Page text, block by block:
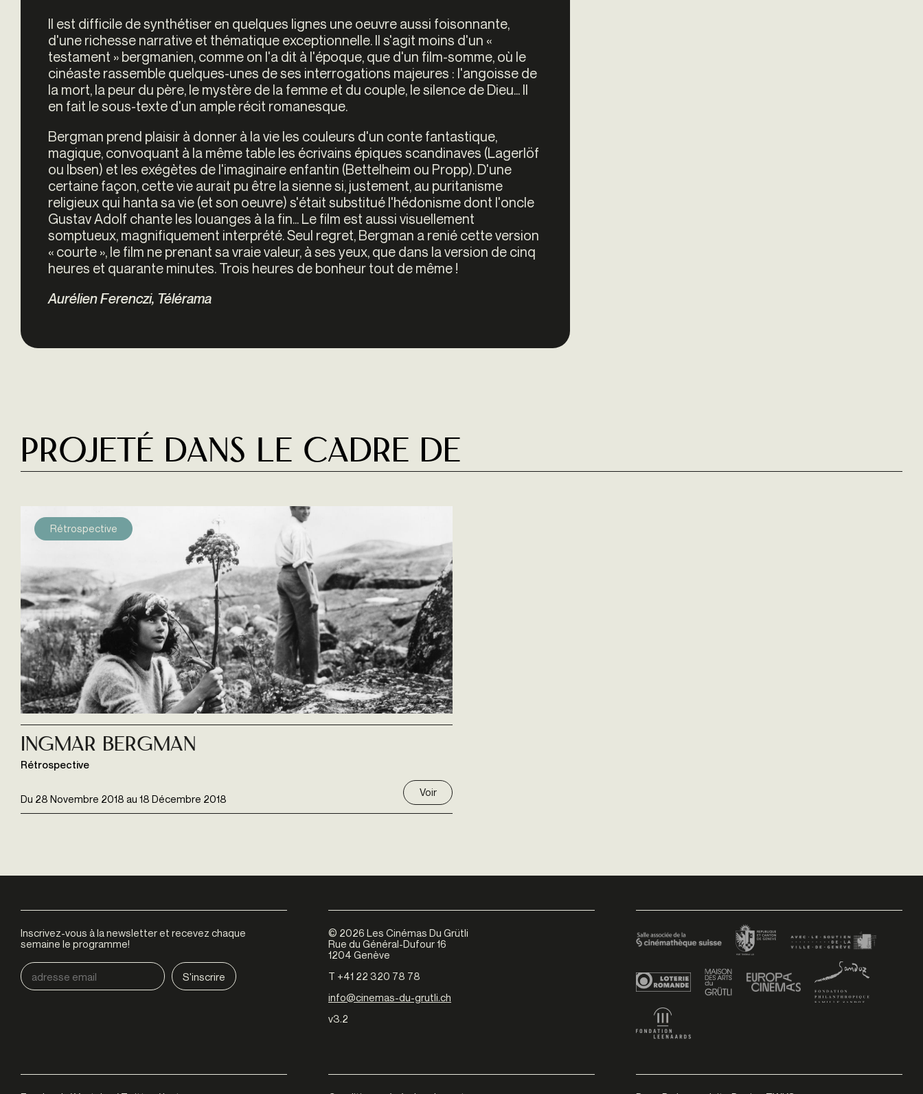
Il est difficile de synthétiser en quelques lignes une oeuvre aussi foisonnante,
d'une richesse narrative et thématique exceptionnelle. Il s'agit moins d'un «
testament » bergmanien, comme on l'a dit à l'époque, que d'un film-somme, où le
cinéaste rassemble quelques-unes de ses interrogations majeures : l'angoisse de
la mort, la peur du père, le mystère de la femme et du couple, le silence de Dieu... Il
en fait le sous-texte d'un ample récit romanesque.
Bergman prend plaisir à donner à la vie les couleurs d'un conte fantastique,
magique, convoquant à la même table les écrivains épiques scandinaves (Lagerlöf
ou Ibsen) et les exégètes de l'imaginaire enfantin (Bettelheim ou Propp). D'une
certaine façon, cette vie aurait pu être la sienne si, justement, au puritanisme
religieux qui hanta sa vie (et son oeuvre) s'était substitué l'hédonisme dont l'oncle
Gustav Adolf chante les louanges à la fin... Le film est aussi visuellement
somptueux, magnifiquement interprété. Seul regret, Bergman a renié cette version
« courte », le film ne prenant sa vraie valeur, à ses yeux, que dans la version de cinq
heures et quarante minutes. Trois heures de bonheur tout de même !
Aurélien Ferenczi, Télérama
Projeté dans le cadre de
Rétrospective
Du 28 Novembre 2018 au 18 Décembre 2018
Ingmar Bergman
Rétrospective
Voir
Inscrivez-vous à la newsletter et recevez chaque
semaine le programme!
© 2026 Les Cinémas Du Grütli
Rue du Général-Dufour 16
1204 Genève
T +41 22 320 78 78
info@cinemas-du-grutli.ch
v3.2